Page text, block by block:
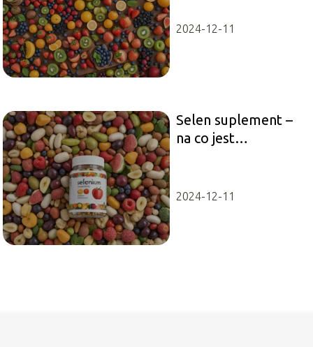
2024-12-11
Selen suplement –
na co jest
2024-12-11